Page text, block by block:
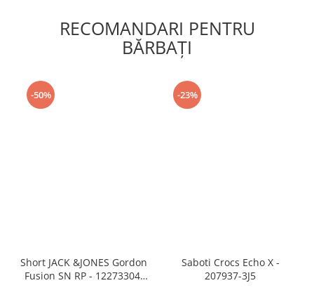
RECOMANDARI PENTRU
BĂRBAŢI
-50%
Short JACK &JONES Gordon
Fusion SN RP - 12273304-
-23%
Saboti Crocs Echo X -
207937-3J5